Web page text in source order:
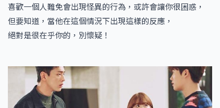
喜歡一個人難免會出現怪異的行為，或許會讓你很困惑，
但要知道，當他在這個情況下出現這樣的反應，
絕對是很在乎你的，別懷疑！